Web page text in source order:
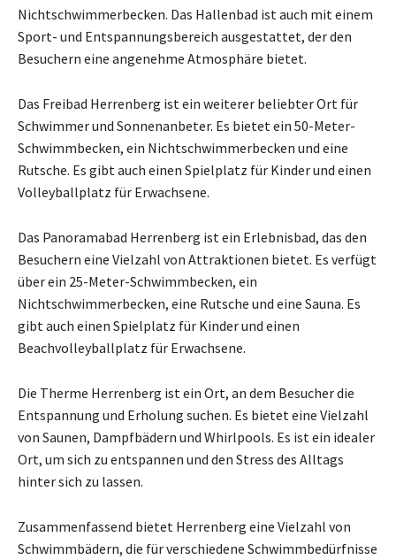
Nichtschwimmerbecken. Das Hallenbad ist auch mit einem
Sport- und Entspannungsbereich ausgestattet, der den
Besuchern eine angenehme Atmosphäre bietet.
Das Freibad Herrenberg ist ein weiterer beliebter Ort für
Schwimmer und Sonnenanbeter. Es bietet ein 50-Meter-
Schwimmbecken, ein Nichtschwimmerbecken und eine
Rutsche. Es gibt auch einen Spielplatz für Kinder und einen
Volleyballplatz für Erwachsene.
Das Panoramabad Herrenberg ist ein Erlebnisbad, das den
Besuchern eine Vielzahl von Attraktionen bietet. Es verfügt
über ein 25-Meter-Schwimmbecken, ein
Nichtschwimmerbecken, eine Rutsche und eine Sauna. Es
gibt auch einen Spielplatz für Kinder und einen
Beachvolleyballplatz für Erwachsene.
Die Therme Herrenberg ist ein Ort, an dem Besucher die
Entspannung und Erholung suchen. Es bietet eine Vielzahl
von Saunen, Dampfbädern und Whirlpools. Es ist ein idealer
Ort, um sich zu entspannen und den Stress des Alltags
hinter sich zu lassen.
Zusammenfassend bietet Herrenberg eine Vielzahl von
Schwimmbädern, die für verschiedene Schwimmbedürfnisse